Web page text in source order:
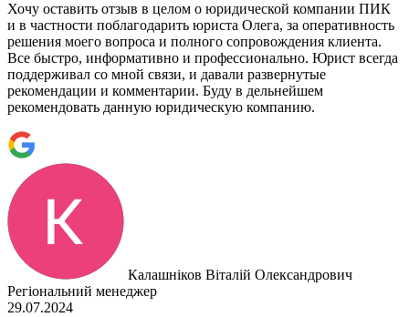
Хочу оставить отзыв в целом о юридической компании ПИК
и в частности поблагодарить юриста Олега, за оперативность
решения моего вопроса и полного сопровождения клиента.
Все быстро, информативно и профессионально. Юрист всегда
поддерживал со мной связи, и давали развернутые
рекомендации и комментарии. Буду в дельнейшем
рекомендовать данную юридическую компанию.
Калашніков Віталій Олександрович
Регіональний менеджер
29.07.2024